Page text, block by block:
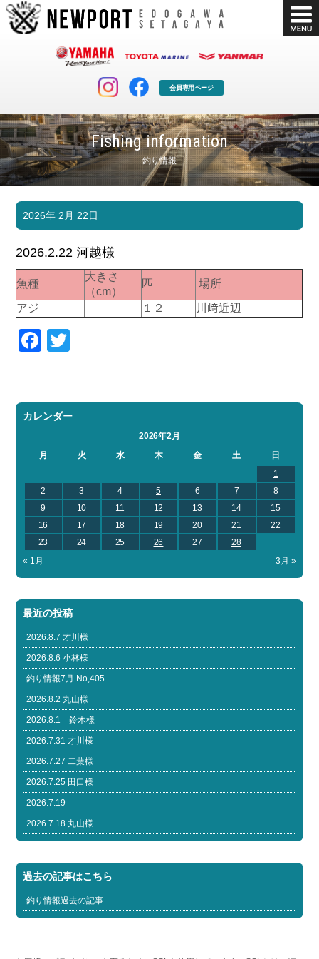
会員専用ページ
Fishing information
釣り情報
マリンクラブ
マリンライフを堪能したい！
ボート販売
ボート免許
長年の実績と信頼！
店舗情報 公式ブログ
Blog
お問い合わせ
Contact us
2026年 2月 22日
2026.2.22 河越様
魚種
大きさ
（cm）
匹
場所
アジ
１２ 川﨑近辺
Facebook
カレンダー
2026年2月
月
火 水 木 金 土
日
1
2
3 4 5 6 7
8
9
10 11 12 13 14
15
16
17 18 19 20 21
22
23
24 25 26 27
28
« 1月
3月 »
最近の投稿
2026.8.7 才川様
2026.8.6 小林様
釣り情報7月 No,405
2026.8.2 丸山様
2026.8.1 鈴木様
2026.7.31 才川様
2026.7.27 二葉様
2026.7.25 田口様
2026.7.19
2026.7.18 丸山様
過去の記事はこちら
釣り情報過去の記事